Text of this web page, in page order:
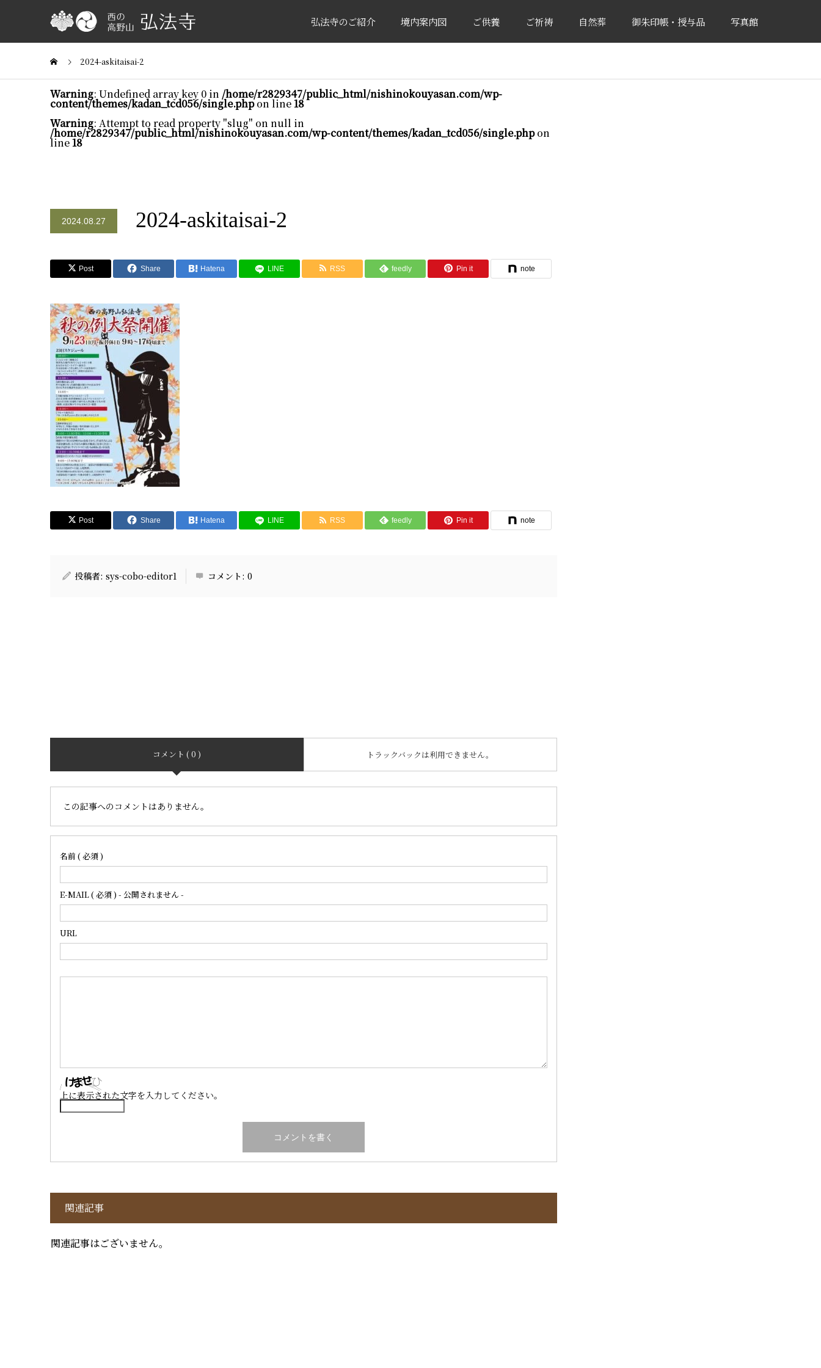
弘法寺のご紹介 境内案内図 ご供養 ご祈祷 自然葬 御朱印帳・授与品 写真館
2024-askitaisai-2
Warning: Undefined array key 0 in /home/r2829347/public_html/nishinokouyasan.com/wp-
content/themes/kadan_tcd056/single.phpon line18
Warning: Attempt to read property "slug" on null in
/home/r2829347/public_html/nishinokouyasan.com/wp-content/themes/kadan_tcd056/single.phpon
line18
2024.08.27 2024-askitaisai-2
Post Share Hatena LINE RSS feedly Pin it note
Post Share Hatena LINE RSS feedly Pin it note
投稿者: sys-cobo-editor1 コメント: 0
コメント ( 0 ) トラックバックは利用できません。
この記事へのコメントはありません。
名前 ( 必須 )
E-MAIL ( 必須 ) - 公開されません -
URL
上に表示された文字を入力してください。
関連記事
関連記事はございません。